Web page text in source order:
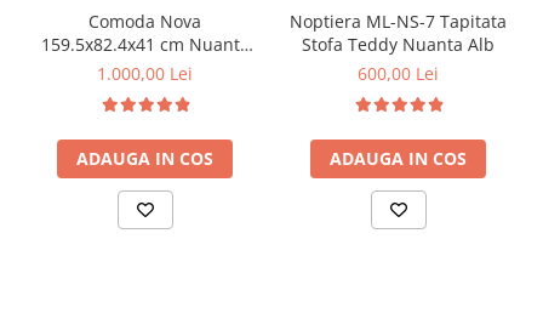
Comoda Nova
159.5x82.4x41 cm Nuanta
Sonoma/Negru
1.000,00 Lei
ADAUGA IN COS
Noptiera ML-NS-7 Tapitata
Stofa Teddy Nuanta Alb
600,00 Lei
ADAUGA IN COS